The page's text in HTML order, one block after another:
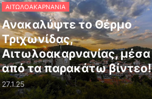
ΑΙΤΩΛΟΑΚΑΡΝΑΝΊΑ
Ανακαλύψτε το Θέρμο
Τριχωνίδας,
Αιτωλοακαρνανίας, μέσα
από τα παρακάτω βίντεο!
27.1.25